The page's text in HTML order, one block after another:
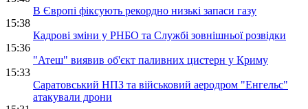
В Європі фіксують рекордно низькі запаси газу
15:38
Кадрові зміни у РНБО та Службі зовнішньої розвідки
15:36
"Атеш" виявив об'єкт паливних цистерн у Криму
15:33
Саратовський НПЗ та військовий аеродром "Енгельс"
атакували дрони